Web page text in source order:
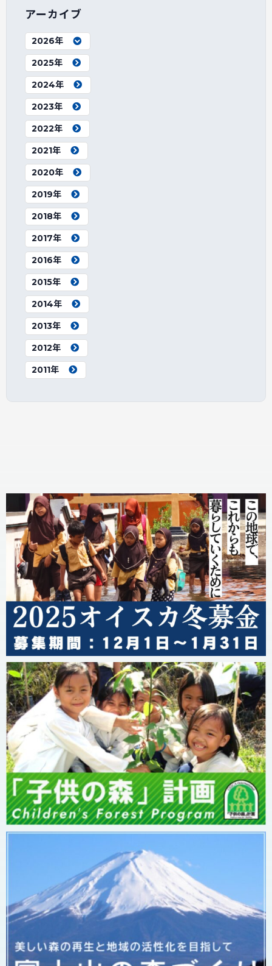
アーカイブ
2026年
2025年
2024年
2023年
2022年
2021年
2020年
2019年
2018年
2017年
2016年
2015年
2014年
2013年
2012年
2011年